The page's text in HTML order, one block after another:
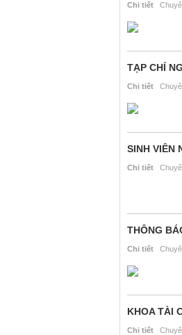
Chi tiết
TẠP CHÍ
Chi tiết
SINH VIÊN
Chi tiết
THÔNG
Chi tiết
KHOA TÀI
Chi tiết